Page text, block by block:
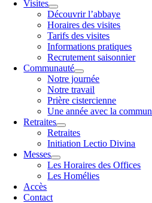
Visites
Découvrir l’abbaye
Horaires des visites
Tarifs des visites
Informations pratiques
Recrutement saisonnier
Communauté
Notre journée
Notre travail
Prière cistercienne
Une année avec la
Retraites
Retraites
Initiation Lectio Divina
Messes
Les Horaires des Offices
Les Homélies
Accès
Contact